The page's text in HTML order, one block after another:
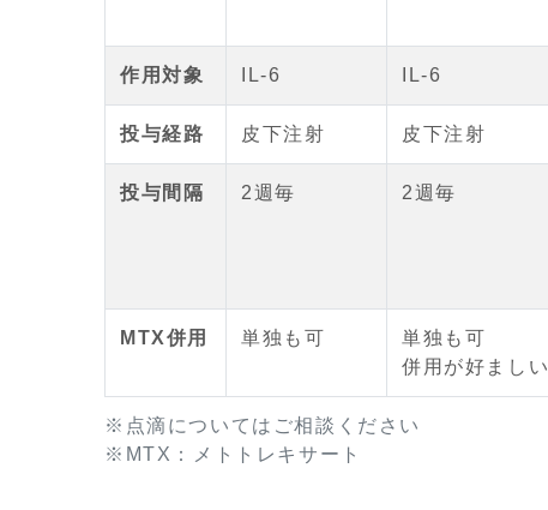
※点滴についてはご相談ください
※MTX：メトトレキサート
作用対象 IL-6 IL-6
投与経路 皮下注射 皮下注射
投与間隔 2週毎 2週毎
MTX併用 単独も可
単独も可
併用が好ましい